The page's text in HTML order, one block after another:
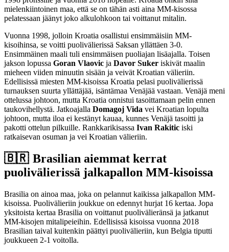
mielenkiintoinen maa, että se on tähän asti aina MM-kisossa
pelatessaan jäänyt joko alkulohkoon tai voittanut mitalin.
Vuonna 1998, jolloin Kroatia osallistui ensimmäisiin MM-
kisoihinsa, se voitti puolivälierissä Saksan yllättäen 3-0.
Ensimmäinen maali tuli ensimmäisen puoliajan lisäajalla. Toisen
jakson lopussa Goran Vlaovic ja Davor Suker iskivät maalin
mieheen viiden minuutin sisään ja veivät Kroatian välieriin.
Edellisissä miesten MM-kisoissa Kroatia pelasi puolivälierissä
turnauksen suurta yllättäjää, isäntämaa Venäjää vastaan. Venäjä meni
ottelussa johtoon, mutta Kroatia onnistui tasoittamaan pelin ennen
taukovihellystä. Jatkoajalla Domagoj Vida vei Kroatian lopulta
johtoon, mutta iloa ei kestänyt kauaa, kunnes Venäjä tasoitti ja
pakotti ottelun pilkuille. Rankkarikisassa Ivan Rakitic iski
ratkaisevan osuman ja vei Kroatian välieriin.
🇧🇷 Brasilian aiemmat kerrat
puolivälierissä jalkapallon MM-kisoissa
Brasilia on ainoa maa, joka on pelannut kaikissa jalkapallon MM-
kisoissa. Puolivälieriin joukkue on edennyt hurjat 16 kertaa. Jopa
yksitoista kertaa Brasilia on voittanut puolivälieränsä ja jatkanut
MM-kisojen mitalipeieihin. Edellisissä kisoissa vuonna 2018
Brasilian taival kuitenkin päättyi puolivälieriin, kun Belgia tiputti
joukkueen 2-1 voitolla.